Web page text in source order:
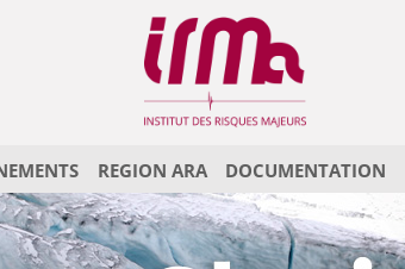
REGION ARA DOCUMENTATION